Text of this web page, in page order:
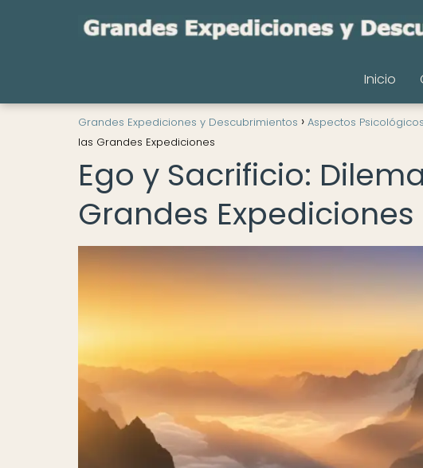
Inicio
Grandes Expediciones y Descubrimientos Aspectos
las Grandes Expediciones
Ego y Sacrificio:
Grandes Expediciones